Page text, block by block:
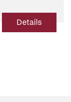
Details